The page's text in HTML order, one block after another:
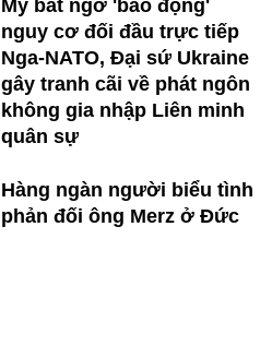
Mỹ bất ngờ 'báo động'
nguy cơ đối đầu trực tiếp
Nga-NATO, Đại sứ Ukraine
gây tranh cãi về phát ngôn
không gia nhập Liên minh
quân sự
Hàng ngàn người biểu tình
phản đối ông Merz ở Đức